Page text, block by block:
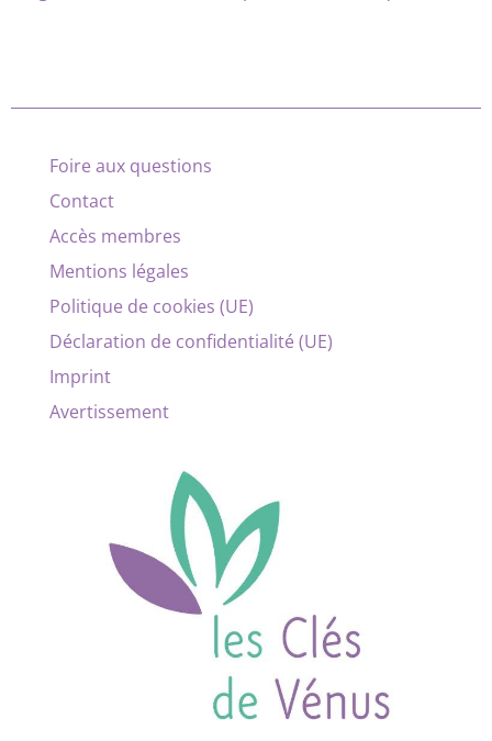
Foire aux questions
Contact
Accès membres
Mentions légales
Politique de cookies (UE)
Déclaration de confidentialité (UE)
Imprint
Avertissement